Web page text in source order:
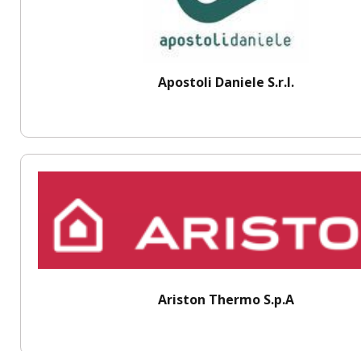
Apostoli Daniele S.r.l.
Ariston Thermo S.p.A